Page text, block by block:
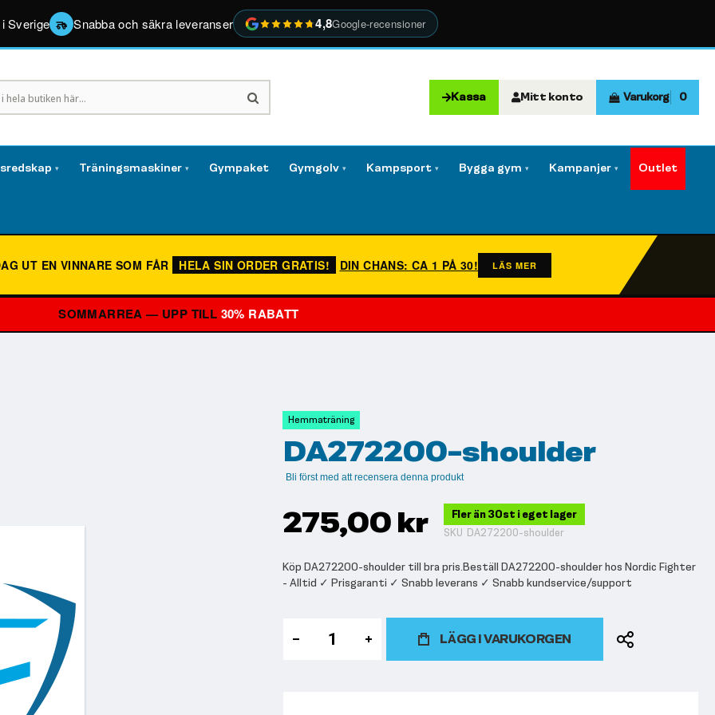
Sverige Snabba och säkra leveranser 4,8Google-recensioner
Kassa Mitt konto Varukorg 0
▾ Träningsmaskiner ▾ Gympaket Gymgolv ▾ Kampsport ▾ Bygga gym ▾ Kampanjer ▾ Outlet
UT EN VINNARE SOM FÅR HELA SIN ORDER GRATIS! DIN CHANS: CA 1 PÅ 30! LÄS MER
SOMMARREA — UPP TILL 30% RABATT
Hemmaträning
DA272200-shoulder
Bli först med att recensera denna produkt
275,00 kr Fler än 30st i eget lager
SKU DA272200-shoulder
Köp DA272200-shoulder till bra pris.Beställ DA272200-shoulder hos Nordic Fighter
- Alltid ✓ Prisgaranti ✓ Snabb leverans ✓ Snabb kundservice/support
LÄGG I VARUKORGEN